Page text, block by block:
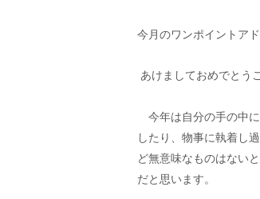
今月のワンポイントア
あけましておめでとう
今年は自分の手の中
したり、物事に執着し
ど無意味なものはない
だと思います。